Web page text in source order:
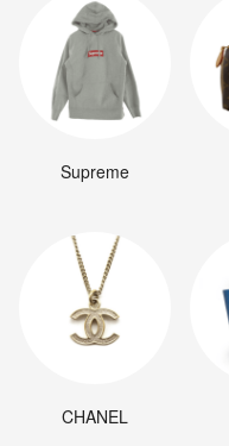
Supreme
CHANEL